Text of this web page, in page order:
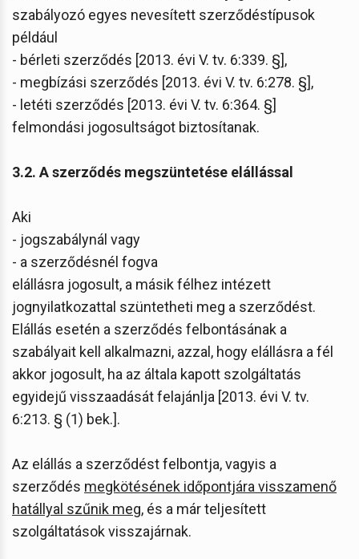
szabályozó egyes nevesített szerződéstípusok
például
- bérleti szerződés [2013. évi V. tv. 6:339. §],
- megbízási szerződés [2013. évi V. tv. 6:278. §],
- letéti szerződés [2013. évi V. tv. 6:364. §]
felmondási jogosultságot biztosítanak.
3.2. A szerződés megszüntetése elállással
Aki
- jogszabálynál vagy
- a szerződésnél fogva
elállásra jogosult, a másik félhez intézett
jognyilatkozattal szüntetheti meg a szerződést.
Elállás esetén a szerződés felbontásának a
szabályait kell alkalmazni, azzal, hogy elállásra a fél
akkor jogosult, ha az általa kapott szolgáltatás
egyidejű visszaadását felajánlja [2013. évi V. tv.
6:213. § (1) bek.].
Az elállás a szerződést felbontja, vagyis a
szerződés megkötésének időpontjára visszamenő
hatállyal szűnik meg, és a már teljesített
szolgáltatások visszajárnak.